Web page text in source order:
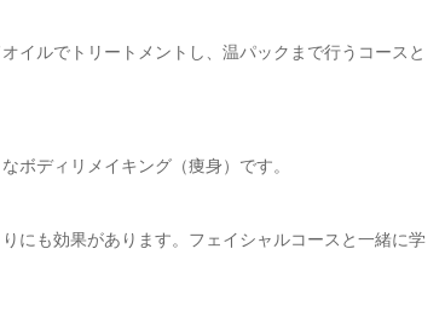
イルでトリートメントし、温パックまで行うコースと
ボディリメイキング（痩身）です。
にも効果があります。フェイシャルコースと一緒に学